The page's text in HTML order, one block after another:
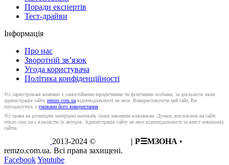
Поради експертів
Тест-драйви
Інформація
Про нас
Зворотній зв’язок
Угода користувача
Політика конфіденційності
Усі зареєстровані компанії є самостійними юридичними чи фізичними особами, за діяльність яких
адміністрація сайту remzo.com.ua відповідальності не несе. Використовуючи цей сайт, Ви
погоджуєтесь з умовами його використання
Усі права на розміщені матеріали належать їхнім законним власникам. Думки, висловлені на сайті
remzo.com.ua є власністю їх авторів. Адміністрація сайту не несе відповідальності за вміст зовнішніх
сайтів.
2013-2024 © | Р☰МЗОНА •
remzo.com.ua. Всі права захищені.
FacebookYoutube